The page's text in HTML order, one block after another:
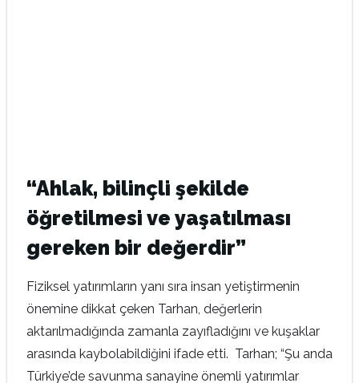
“Ahlak, bilinçli şekilde
öğretilmesi ve yaşatılması
gereken bir değerdir”
Fiziksel yatırımların yanı sıra insan yetiştirmenin
önemine dikkat çeken Tarhan, değerlerin
aktarılmadığında zamanla zayıfladığını ve kuşaklar
arasında kaybolabildiğini ifade etti. Tarhan; “Şu anda
Türkiye’de savunma sanayine önemli yatırımlar